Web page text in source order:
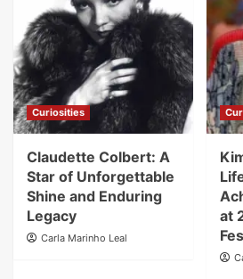
Curiosities
Claudette Colbert: A
Star of Unforgettable
Shine and Enduring
Legacy
Carla Marinho Leal
at